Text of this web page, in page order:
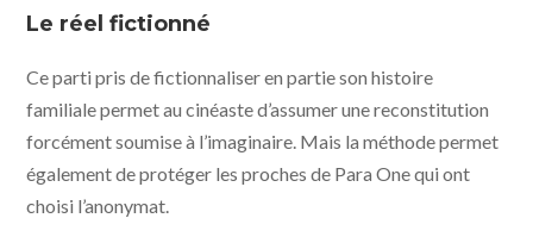
Distribution
Le réel fictionné
Ce parti pris de fictionnaliser en partie son histoire
familiale permet au cinéaste d’assumer une reconstitution
forcément soumise à l’imaginaire. Mais la méthode permet
également de protéger les proches de Para One qui ont
choisi l’anonymat.